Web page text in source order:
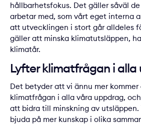
hållbarhetsfokus. Det gäller såväl
arbetar med, som vårt eget interna
att utvecklingen i stort går alldeles
gäller att minska klimatutsläppen,
klimatår.
Lyfter klimatfrågan i alla
Det betyder att vi ännu mer
klimatfrågan i alla våra uppdrag,
att bidra till minskning av
bjuda på mer kunskap i olika